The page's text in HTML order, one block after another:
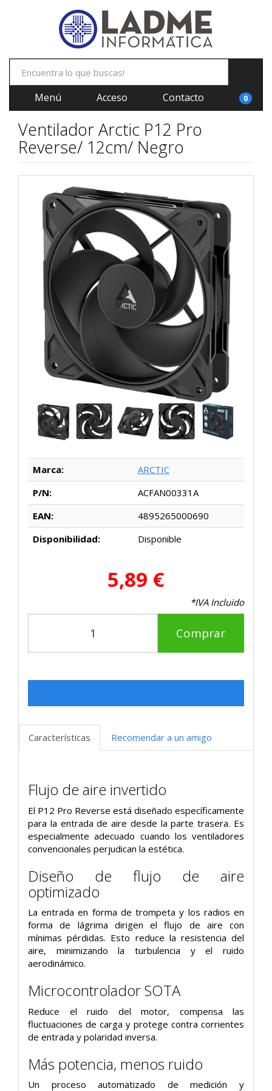
Menú Acceso Contacto 0
Ventilador Arctic P12 Pro
Reverse/ 12cm/ Negro
Marca:
ARCTIC
P/N:
ACFAN00331A
EAN:
4895265000690
Disponibilidad:
Disponible
5,89 €
*IVA Incluido
Comprar
Características Recomendar a un amigo
Flujo de aire invertido
El P12 Pro Reverse está diseñado específicamente
para la entrada de aire desde la parte trasera. Es
especialmente adecuado cuando los ventiladores
convencionales perjudican la estética.
Diseño de flujo de aire
optimizado
La entrada en forma de trompeta y los radios en
forma de lágrima dirigen el flujo de aire con
mínimas pérdidas. Esto reduce la resistencia del
aire, minimizando la turbulencia y el ruido
aerodinámico.
Microcontrolador SOTA
Reduce el ruido del motor, compensa las
fluctuaciones de carga y protege contra corrientes
de entrada y polaridad inversa.
Más potencia, menos ruido
Un proceso automatizado de medición y